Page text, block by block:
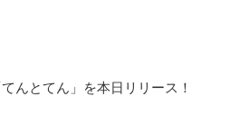
んとてん」を本日リリース！